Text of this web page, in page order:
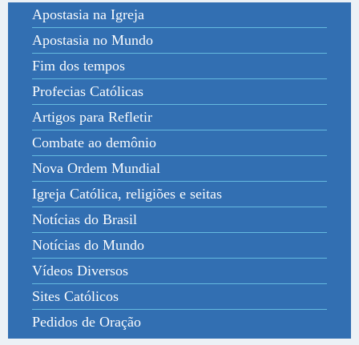
Apostasia na Igreja
Apostasia no Mundo
Fim dos tempos
Profecias Católicas
Artigos para Refletir
Combate ao demônio
Nova Ordem Mundial
Igreja Católica, religiões e seitas
Notícias do Brasil
Notícias do Mundo
Vídeos Diversos
Sites Católicos
Pedidos de Oração